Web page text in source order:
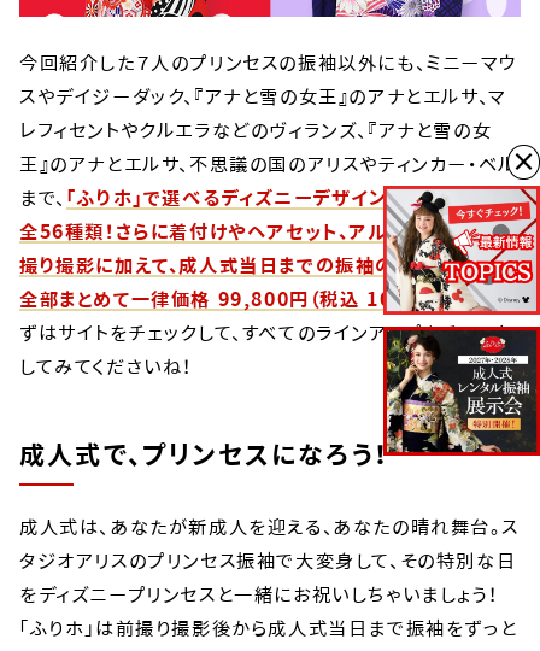
今回紹介した７人のプリンセスの振袖以外にも、ミニーマウ
スやデイジーダック、『アナと雪の女王』のアナとエルサ、マ
レフィセントやクルエラなどのヴィランズ、『アナと雪の女
王』のアナとエルサ、不思議の国のアリスやティンカー・ベル
まで、 「ふりホ」で選べるディズニーデザイン振袖はなんと
全56種類！さらに着付けやヘアセット、アルバム付きの前
撮り撮影に加えて、成人式当日までの振袖のレンタルまで、
全部まとめて一律価格 99,800円（税込 109,780円）。 ま
ずはサイトをチェックして、すべてのラインアップをチェック
してみてくださいね！
成人式で、プリンセスになろう！
成人式は、あなたが新成人を迎える、あなたの晴れ舞台。ス
タジオアリスのプリンセス振袖で大変身して、その特別な日
をディズニープリンセスと一緒にお祝いしちゃいましょう！
「ふりホ」は前撮り撮影後から成人式当日まで振袖をずっと
×